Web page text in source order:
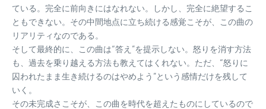
ている。完全に前向きにはなれない。しかし、完全に絶望するこ
ともできない。その中間地点に立ち続ける感覚こそが、この曲の
リアリティなのである。
そして最終的に、この曲は“答え”を提示しない。怒りを消す方法
も、過去を乗り越える方法も教えてはくれない。ただ、“怒りに
囚われたまま生き続けるのはやめよう”という感情だけを残して
いく。
その未完成さこそが、この曲を時代を超えたものにしているので